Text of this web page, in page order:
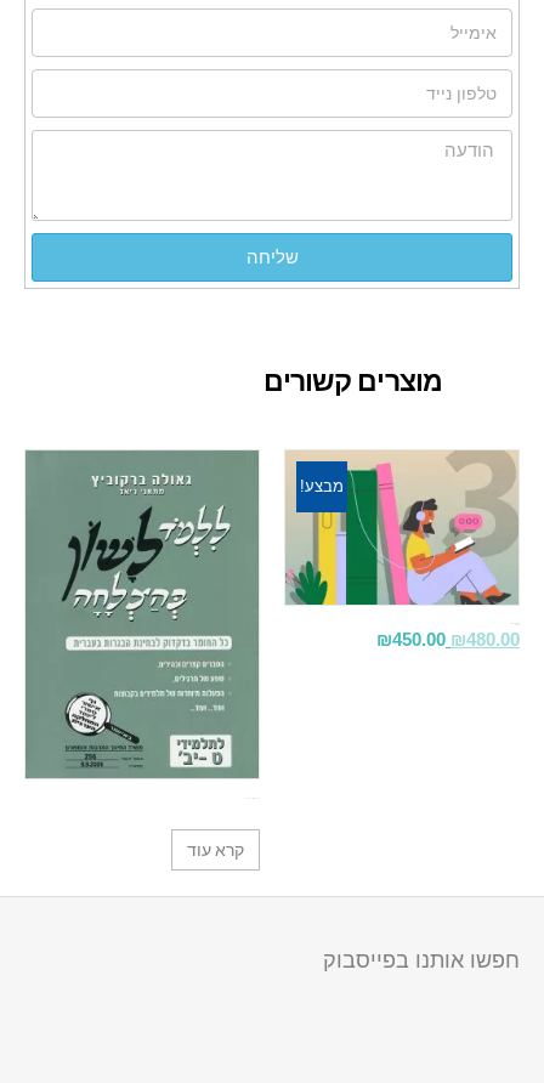
שליחה
מוצרים קשורים
מבצע!
₪480.00
₪450.00
קרא עוד
חפשו אותנו בפייסבוק